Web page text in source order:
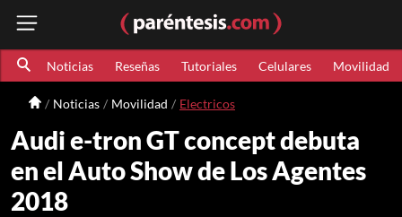
Noticias Reseñas Tutoriales Celulares Movilidad
Noticias Movilidad Electricos
Audi e-tron GT concept debuta
en el Auto Show de Los Agentes
2018